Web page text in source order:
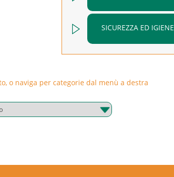
SICUREZZA ED IGIENE
o naviga per categorie dal menù a destra